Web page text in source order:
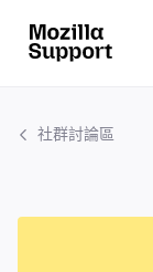
社群討論區